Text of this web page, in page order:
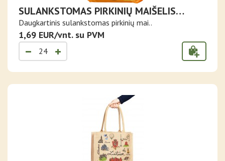
SULANKSTOMAS PIRKINIŲ MAIŠELIS
ŠAKOTIS
Daugkartinis sulankstomas pirkinių mai..
1,69 EUR/vnt. su PVM